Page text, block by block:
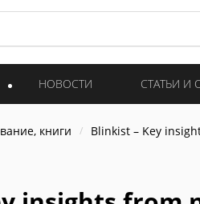
НОВОСТИ СТАТЬИ И
книги Blinkist – Key